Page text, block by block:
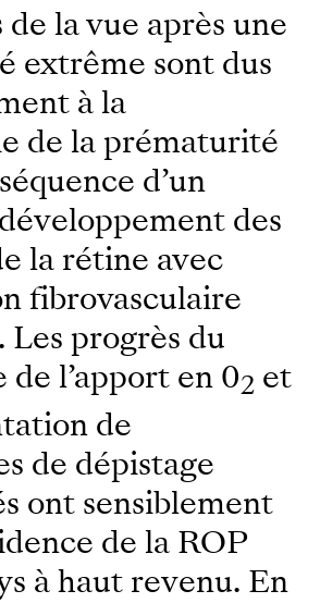
la vue après une
extrême sont dus
à la
de la prématurité
d’un
des
la rétine avec
fibrovasculaire
Les progrès du
l’apport en 02 et
de
de dépistage
ont sensiblement
de la ROP
à haut revenu. En